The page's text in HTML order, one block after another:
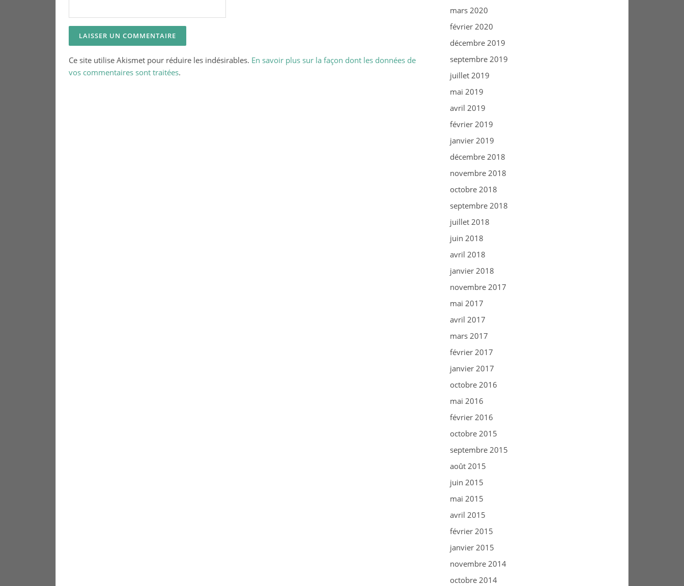
Ce site utilise Akismet pour réduire les indésirables. En savoir plus sur la façon dont les données de
vos commentaires sont traitées.
mars 2020
février 2020
décembre 2019
septembre 2019
juillet 2019
mai 2019
avril 2019
février 2019
janvier 2019
décembre 2018
novembre 2018
octobre 2018
septembre 2018
juillet 2018
juin 2018
avril 2018
janvier 2018
novembre 2017
mai 2017
avril 2017
mars 2017
février 2017
janvier 2017
octobre 2016
mai 2016
février 2016
octobre 2015
septembre 2015
août 2015
juin 2015
mai 2015
avril 2015
février 2015
janvier 2015
novembre 2014
octobre 2014